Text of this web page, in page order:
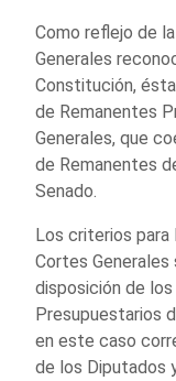
Como reflejo de
Generales
Constitución,
de Remanentes
Generales, que
de Remanentes
Senado.
Los criterios para
Cortes Generales
disposición de
Presupuestarios
en este caso
de los Diputados